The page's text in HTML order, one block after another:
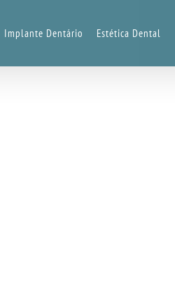
Implante Dentário Estética Dental